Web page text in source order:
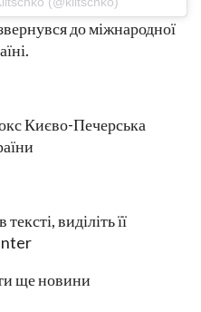
до міжнародної
Києво-Печерська
виділіть її
ще новини